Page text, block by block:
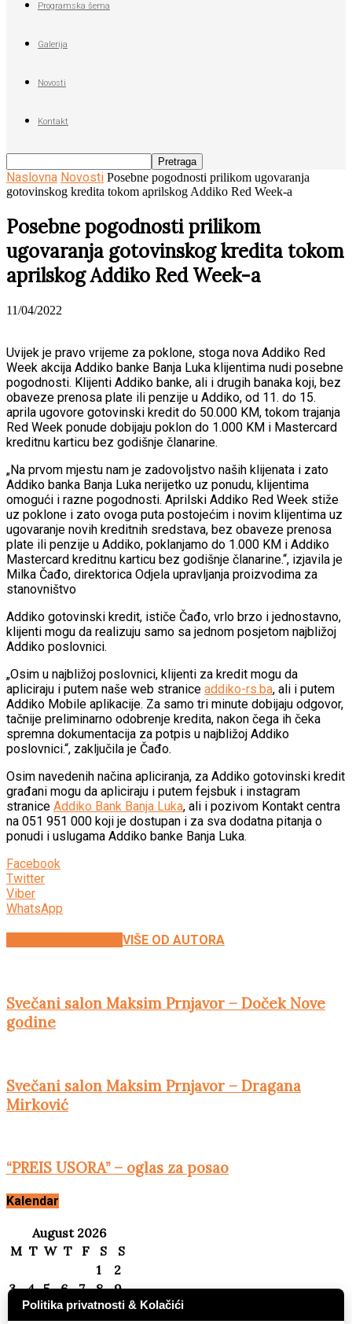
Programska šema
Galerija
Novosti
Kontakt
Naslovna Novosti Posebne pogodnosti prilikom ugovaranja
gotovinskog kredita tokom aprilskog Addiko Red Week-a
Posebne pogodnosti prilikom
ugovaranja gotovinskog kredita tokom
aprilskog Addiko Red Week-a
11/04/2022
Uvijek je pravo vrijeme za poklone, stoga nova Addiko Red
Week akcija Addiko banke Banja Luka klijentima nudi posebne
pogodnosti. Klijenti Addiko banke, ali i drugih banaka koji, bez
obaveze prenosa plate ili penzije u Addiko, od 11. do 15.
aprila ugovore gotovinski kredit do 50.000 KM, tokom trajanja
Red Week ponude dobijaju poklon do 1.000 KM i Mastercard
kreditnu karticu bez godišnje članarine.
„Na prvom mjestu nam je zadovoljstvo naših klijenata i zato
Addiko banka Banja Luka nerijetko uz ponudu, klijentima
omogući i razne pogodnosti. Aprilski Addiko Red Week stiže
uz poklone i zato ovoga puta postojećim i novim klijentima uz
ugovaranje novih kreditnih sredstava, bez obaveze prenosa
plate ili penzije u Addiko, poklanjamo do 1.000 KM i Addiko
Mastercard kreditnu karticu bez godišnje članarine.“, izjavila je
Milka Čađo, direktorica Odjela upravljanja proizvodima za
stanovništvo
Addiko gotovinski kredit, ističe Čađo, vrlo brzo i jednostavno,
klijenti mogu da realizuju samo sa jednom posjetom najbližoj
Addiko poslovnici.
„Osim u najbližoj poslovnici, klijenti za kredit mogu da
apliciraju i putem naše web stranice addiko-rs.ba, ali i putem
Addiko Mobile aplikacije. Za samo tri minute dobijaju odgovor,
tačnije preliminarno odobrenje kredita, nakon čega ih čeka
spremna dokumentacija za potpis u najbližoj Addiko
poslovnici.“, zaključila je Čađo.
Osim navedenih načina apliciranja, za Addiko gotovinski kredit
građani mogu da apliciraju i putem fejsbuk i instagram
stranice Addiko Bank Banja Luka, ali i pozivom Kontakt centra
na 051 951 000 koji je dostupan i za sva dodatna pitanja o
ponudi i uslugama Addiko banke Banja Luka.
Facebook
Twitter
Viber
WhatsApp
VIŠE OD AUTORA
Svečani salon Maksim Prnjavor – Doček Nove
godine
Svečani salon Maksim Prnjavor – Dragana
Mirković
“PREIS USORA” – oglas za posao
Kalendar
August 2026
M T W T F S
S
1
2
3
4 5 6 7 8
9
11 12 13 14 15 16
Politika privatnosti & Kolačići